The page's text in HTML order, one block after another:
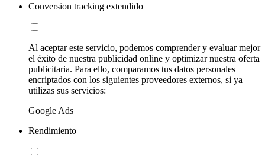
Conversion tracking extendido
Al aceptar este servicio, podemos comprender y evaluar mejor
el éxito de nuestra publicidad online y optimizar nuestra oferta
publicitaria. Para ello, comparamos tus datos personales
encriptados con los siguientes proveedores externos, si ya
utilizas sus servicios:
Google Ads
Rendimiento